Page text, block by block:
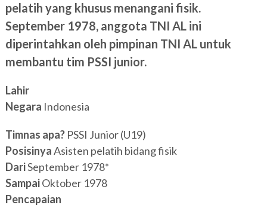
pelatih yang khusus menangani fisik.
September 1978, anggota TNI AL ini
diperintahkan oleh pimpinan TNI AL untuk
membantu tim PSSI junior.
Lahir
Negara Indonesia
Timnas apa?PSSI Junior (U19)
PosisinyaAsisten pelatih bidang fisik
DariSeptember 1978*
SampaiOktober 1978
Pencapaian